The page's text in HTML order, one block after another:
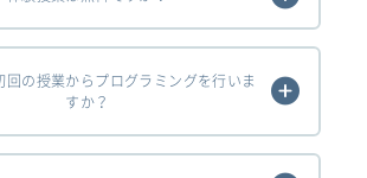
回の授業からプログラミングを行いま
すか？